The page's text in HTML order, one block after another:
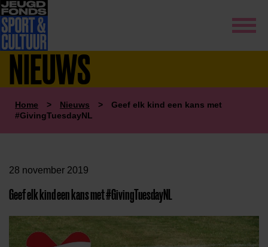
NIEUWS
Home > Nieuws >
Geef elk kind een kans met
#GivingTuesdayNL
28 november 2019
Geef elk kind een kans met #GivingTuesdayNL